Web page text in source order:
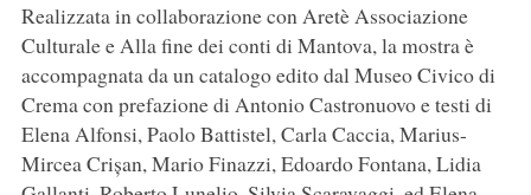
Realizzata in collaborazione con Aretè Associazione
Culturale e Alla fine dei conti di Mantova, la mostra è
accompagnata da un catalogo edito dal Museo Civico di
Crema con prefazione di Antonio Castronuovo e testi di
Elena Alfonsi, Paolo Battistel, Carla Caccia, Marius-
Mircea Crișan, Mario Finazzi, Edoardo Fontana, Lidia